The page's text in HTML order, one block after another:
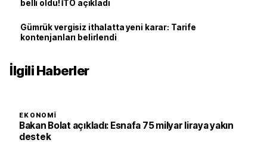
belli oldu! İTO açıkladı
Gümrük vergisiz ithalatta yeni karar: Tarife
kontenjanları belirlendi
İlgili Haberler
EKONOMI
Bakan Bolat açıkladı: Esnafa 75 milyar liraya yakın
destek